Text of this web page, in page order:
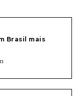
Brasil mais